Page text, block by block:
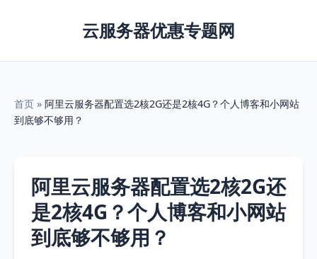
云服务器优惠专题网
首页 » 阿里云服务器配置选2核2G还是2核4G？个人博客和小网站
到底够不够用？
阿里云服务器配置选2核2G还
是2核4G？个人博客和小网站
到底够不够用？